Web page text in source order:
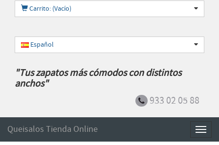
Carrito: (Vacío)
Español
"Tus zapatos más cómodos con distintos
anchos"
933 02 05 88
Queisalos Tienda Online